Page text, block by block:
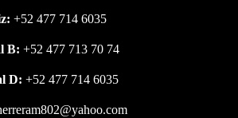
+52 477 714 6035
B:+52 477 713 70 74
D: +52 477 714 6035